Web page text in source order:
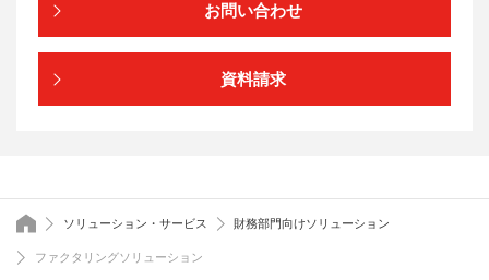
お問い合わせ
資料請求
トップページ
ソリューション・サービス 財務部門向けソリューション
ファクタリングソリューション